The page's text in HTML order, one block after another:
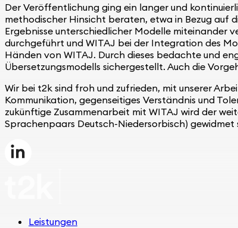
Der Veröffentlichung ging ein langer und
methodischer Hinsicht beraten, etwa in Bezug auf
Ergebnisse unterschiedlicher Modelle miteinander
durchgeführt und WITAJ bei der Integration des
Händen von WITAJ. Durch dieses bedachte und
Übersetzungsmodells sichergestellt. Auch die
Wir bei t2k sind froh und zufrieden, mit unserer
Kommunikation, gegenseitiges Verständnis und
zukünftige Zusammenarbeit mit WITAJ wird der
Sprachenpaars Deutsch-Niedersorbisch) gewidmet
Leistungen